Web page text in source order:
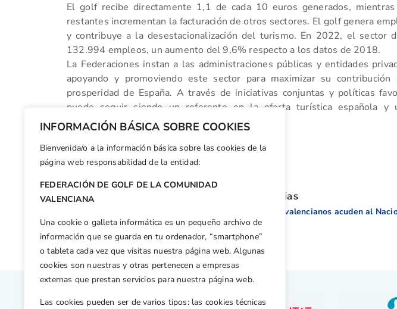
INFORMACIÓN BÁSICA SOBRE COOKIES
Bienvenida/o a la información básica sobre las cookies de la
página web responsabilidad de la entidad:
FEDERACIÓN DE GOLF DE LA COMUNIDAD
VALENCIANA
Una cookie o galleta informática es un pequeño archivo de
información que se guarda en tu ordenador, “smartphone”
o tableta cada vez que visitas nuestra página web. Algunas
cookies son nuestras y otras pertenecen a empresas
externas que prestan servicios para nuestra página web.
Las cookies pueden ser de varios tipos: las cookies técnicas
El golf recibe directamente 1,1 de cada 10 euros generados,
restantes incrementan la facturación de otros sectores. El golf genera
y contribuye a la desestacionalización del turismo. En 2022, el sector
132.994 empleos, un aumento del 9,6% respecto a los datos de 2018.
La Federaciones instan a las administraciones públicas y entidades
apoyando y promoviendo este sector para maximizar su
prosperidad de España. A través de iniciativas conjuntas y políticas
puede seguir siendo un referente en la oferta turística española y
sostenibilidad y calidad.
Facebook
X WhatsApp
LinkedIn
Email
Otras noticias